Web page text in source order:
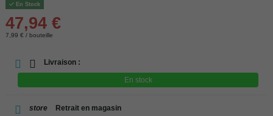
En Stock
47,94 €
7,99 € / bouteille
Livraison :
En stock
store Retrait en magasin